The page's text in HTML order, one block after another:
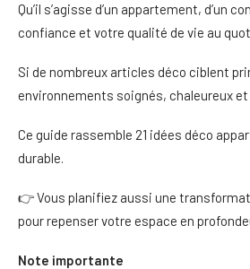
Qu’il s’agisse d’un appartement, d’un
confiance et votre qualité de vie au
Si de nombreux articles déco ciblent
environnements soignés, chaleureux
Ce guide rassemble 21 idées déco
durable.
👉 Vous planifiez aussi une
pour repenser votre espace en
Note importante